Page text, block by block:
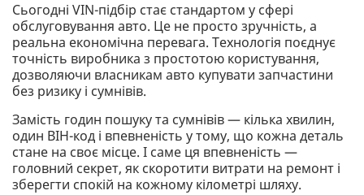
Сьогодні VIN-підбір стає стандартом у сфері
обслуговування авто. Це не просто зручність, а
реальна економічна перевага. Технологія поєднує
точність виробника з простотою користування,
дозволяючи власникам авто купувати запчастини
без ризику і сумнівів.
Замість годин пошуку та сумнівів — кілька хвилин,
один ВІН-код і впевненість у тому, що кожна деталь
стане на своє місце. І саме ця впевненість —
головний секрет, як скоротити витрати на ремонт і
зберегти спокій на кожному кілометрі шляху.